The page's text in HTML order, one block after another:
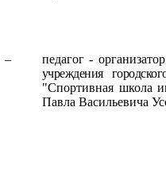
–
педагог -
учреждения
"Спортивная школа
Павла Васильевича